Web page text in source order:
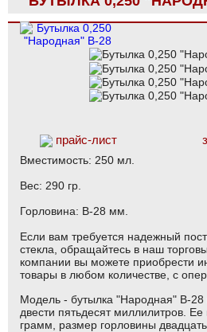
прайс-лист
Вместимость: 250 мл.
Вес: 290 гр.
Горловина: В-28 мм.
Если вам требуется надежный
стекла, обращайтесь в наш
компании вы можете приобрести
товары в любом количестве, с
Модель - бутылка "Народная" В-28
двести пятьдесят миллилитров. Ее
грамм, размер горловины